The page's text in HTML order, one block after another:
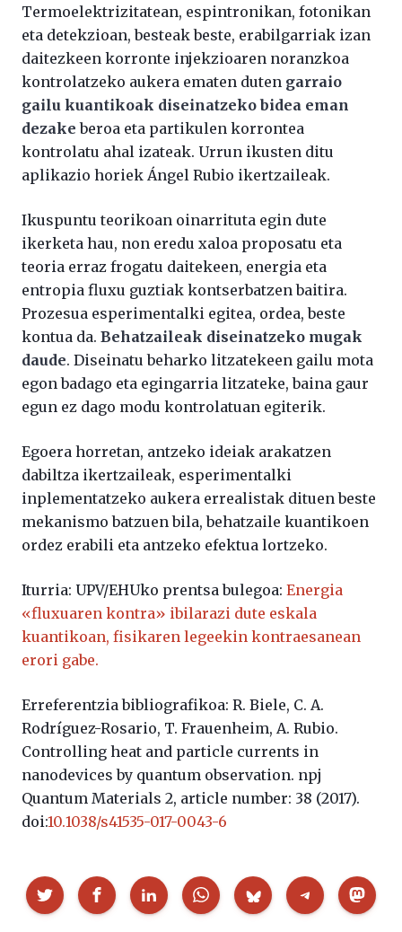
Termoelektrizitatean, espintronikan, fotonikan
eta detekzioan, besteak beste, erabilgarriak izan
daitezkeen korronte injekzioaren noranzkoa
kontrolatzeko aukera ematen duten garraio
gailu kuantikoak diseinatzeko bidea eman
dezake beroa eta partikulen korrontea
kontrolatu ahal izateak. Urrun ikusten ditu
aplikazio horiek Ángel Rubio ikertzaileak.
Ikuspuntu teorikoan oinarrituta egin dute
ikerketa hau, non eredu xaloa proposatu eta
teoria erraz frogatu daitekeen, energia eta
entropia fluxu guztiak kontserbatzen baitira.
Prozesua esperimentalki egitea, ordea, beste
kontua da. Behatzaileak diseinatzeko mugak
daude. Diseinatu beharko litzatekeen gailu mota
egon badago eta egingarria litzateke, baina gaur
egun ez dago modu kontrolatuan egiterik.
Egoera horretan, antzeko ideiak arakatzen
dabiltza ikertzaileak, esperimentalki
inplementatzeko aukera errealistak dituen beste
mekanismo batzuen bila, behatzaile kuantikoen
ordez erabili eta antzeko efektua lortzeko.
Iturria: UPV/EHUko prentsa bulegoa: Energia
«fluxuaren kontra» ibilarazi dute eskala
kuantikoan, fisikaren legeekin kontraesanean
erori gabe.
Erreferentzia bibliografikoa: R. Biele, C. A.
Rodríguez-Rosario, T. Frauenheim, A. Rubio.
Controlling heat and particle currents in
nanodevices by quantum observation. npj
Quantum Materials 2, article number: 38 (2017).
doi:10.1038/s41535-017-0043-6
Partekatu